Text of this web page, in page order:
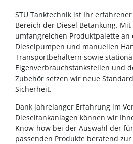
STU Tanktechnik ist Ihr
Bereich der Diesel Betankung.
umfangreichen Produktpalette an
Dieselpumpen und manuellen
Transportbehältern sowie
Eigenverbrauchstankstellen und
Zubehör setzen wir neue
Sicherheit.
Dank jahrelanger Erfahrung im
Dieseltankanlagen können wir
Know-how bei der Auswahl der
passenden Produkte beratend zur